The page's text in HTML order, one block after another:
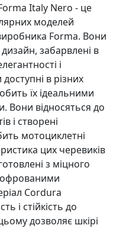
Italy Nero - це
моделей
Forma. Вони
забарвлені в
і
в різних
їх ідеальними
Вони відносяться до
і створені
мотоциклетні
цих черевиків
з міцного
Cordura
і стійкість до
дозволяє шкірі